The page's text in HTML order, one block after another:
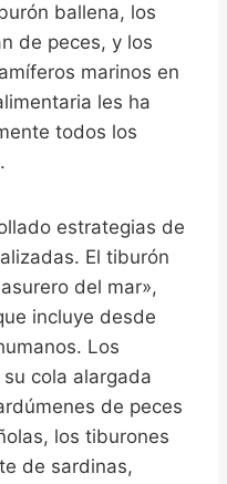
ballena, los
de peces, y los
marinos en
les ha
todos los
estrategias de
El tiburón
del mar»,
incluye desde
Los
cola alargada
de peces
los tiburones
de sardinas,